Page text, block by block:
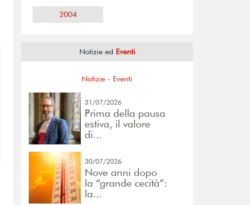
2004
Notizie ed Eventi
Notizie - Eventi
31/07/2026
Prima della pausa
estiva, il valore
di...
30/07/2026
Nove anni dopo
la “grande cecità”:
la...